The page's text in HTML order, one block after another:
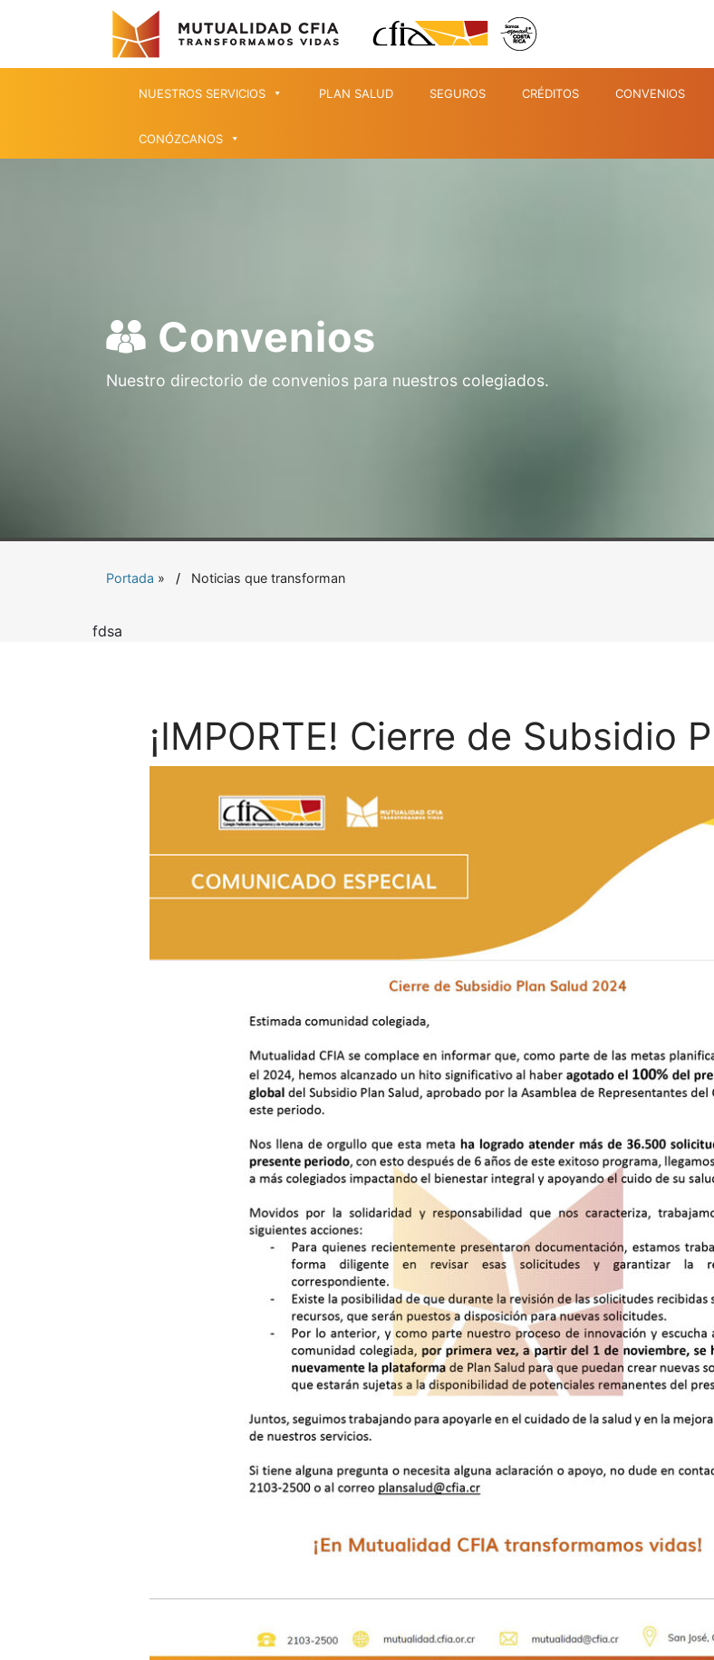
NUESTROS SERVICIOS PLAN SALUD SEGUROS CRÉDITOS CONVENIOS
CONÓZCANOS
Convenios
Nuestro directorio de convenios para nuestros colegiados.
Portada » Noticias que transforman
fdsa
¡IMPORTE! Cierre de Subsidio